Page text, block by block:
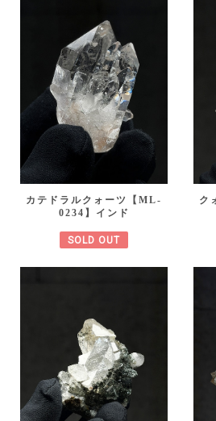
カテドラルクォーツ【ML-
0234】インド
SOLD OUT
ク